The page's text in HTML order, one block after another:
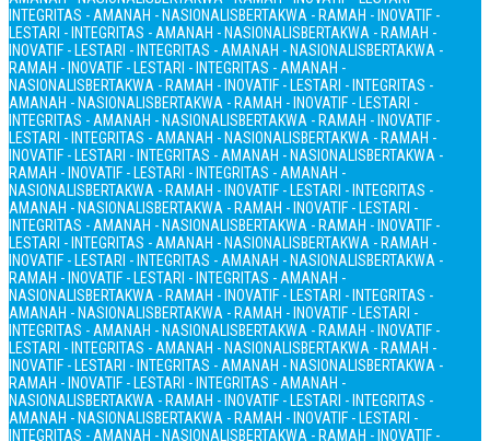
INTEGRITAS - AMANAH - NASIONALISBERTAKWA - RAMAH - INOVATIF -
LESTARI - INTEGRITAS - AMANAH - NASIONALISBERTAKWA - RAMAH -
INOVATIF - LESTARI - INTEGRITAS - AMANAH - NASIONALISBERTAKWA -
RAMAH - INOVATIF - LESTARI - INTEGRITAS - AMANAH -
NASIONALISBERTAKWA - RAMAH - INOVATIF - LESTARI - INTEGRITAS -
AMANAH - NASIONALISBERTAKWA - RAMAH - INOVATIF - LESTARI -
INTEGRITAS - AMANAH - NASIONALISBERTAKWA - RAMAH - INOVATIF -
LESTARI - INTEGRITAS - AMANAH - NASIONALISBERTAKWA - RAMAH -
INOVATIF - LESTARI - INTEGRITAS - AMANAH - NASIONALISBERTAKWA -
RAMAH - INOVATIF - LESTARI - INTEGRITAS - AMANAH -
NASIONALISBERTAKWA - RAMAH - INOVATIF - LESTARI - INTEGRITAS -
AMANAH - NASIONALISBERTAKWA - RAMAH - INOVATIF - LESTARI -
INTEGRITAS - AMANAH - NASIONALISBERTAKWA - RAMAH - INOVATIF -
LESTARI - INTEGRITAS - AMANAH - NASIONALISBERTAKWA - RAMAH -
INOVATIF - LESTARI - INTEGRITAS - AMANAH - NASIONALISBERTAKWA -
RAMAH - INOVATIF - LESTARI - INTEGRITAS - AMANAH -
NASIONALISBERTAKWA - RAMAH - INOVATIF - LESTARI - INTEGRITAS -
AMANAH - NASIONALISBERTAKWA - RAMAH - INOVATIF - LESTARI -
INTEGRITAS - AMANAH - NASIONALISBERTAKWA - RAMAH - INOVATIF -
LESTARI - INTEGRITAS - AMANAH - NASIONALISBERTAKWA - RAMAH -
INOVATIF - LESTARI - INTEGRITAS - AMANAH - NASIONALISBERTAKWA -
RAMAH - INOVATIF - LESTARI - INTEGRITAS - AMANAH -
NASIONALISBERTAKWA - RAMAH - INOVATIF - LESTARI - INTEGRITAS -
AMANAH - NASIONALISBERTAKWA - RAMAH - INOVATIF - LESTARI -
INTEGRITAS - AMANAH - NASIONALISBERTAKWA - RAMAH - INOVATIF -